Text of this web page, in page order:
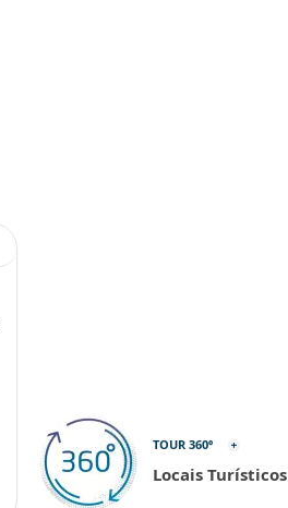
TOUR 360º
Locais Turísticos